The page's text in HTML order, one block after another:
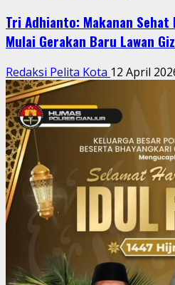
Tri Adhianto: Makanan Sehat
Mulai Gerakan Baru Lawan
Redaksi Pelita Kota 12 April